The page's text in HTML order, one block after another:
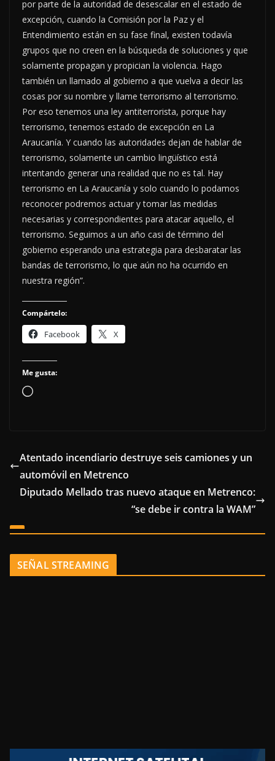
por parte de la autoridad de desescalar en el estado de
excepción, cuando la Comisión por la Paz y el
Entendimiento están en su fase final, existen todavía
grupos que no creen en la búsqueda de soluciones y que
solamente propagan y propician la violencia. Hago
también un llamado al gobierno a que vuelva a decir las
cosas por su nombre y llame terrorismo al terrorismo.
Por eso tenemos una ley antiterrorista, porque hay
terrorismo, tenemos estado de excepción en La
Araucanía. Y cuando las autoridades dejan de hablar de
terrorismo, solamente un cambio lingüístico está
intentando generar una realidad que no es tal. Hay
terrorismo en La Araucanía y solo cuando lo podamos
reconocer podremos actuar y tomar las medidas
necesarias y correspondientes para atacar aquello, el
terrorismo. Seguimos a un año casi de término del
gobierno esperando una estrategia para desbaratar las
bandas de terrorismo, lo que aún no ha ocurrido en
nuestra región”.
Compártelo:
Facebook X
Me gusta:
Cargando...
Atentado incendiario destruye seis camiones y un
automóvil en Metrenco
Diputado Mellado tras nuevo ataque en Metrenco:
“se debe ir contra la WAM”
SEÑAL STREAMING